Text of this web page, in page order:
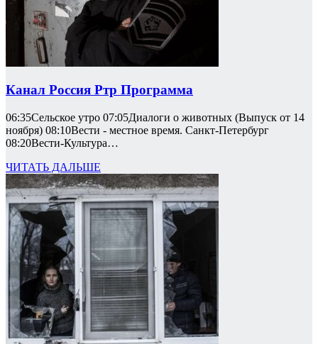
Канал Россия Ртр Программа
06:35Сельское утро 07:05Диалоги о животных (Выпуск от 14
ноября) 08:10Вести - местное время. Санкт-Петербург
08:20Вести-Культура…
ЧИТАТЬ ДАЛЬШЕ